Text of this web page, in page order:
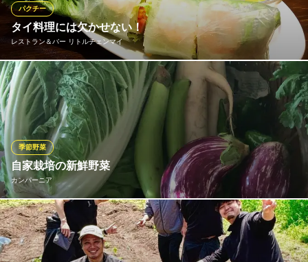
炭火焼き鳥食べ放題 さつま高原 天文館店
鹿児島郷土料理酒場
鹿児島市電（系統1）天文館通駅 徒歩3分
鹿児島県鹿児島市東千石町1-24 セイワ文化ビル1F
タイ料理には欠かせない！
レストラン＆バー リトルチェンマイ
パクチー
タイ料理を引き立てる隠し味でもあるパクチーは独特の香味が特
徴。「ポー・ピア・パクチー（パクチー生春巻き）」や「パクチ
ーサラダ」などご用意してパクチー好きの方へおすすめしており
ます。もちろんパクチー以外のお料理も多数ご用意しております
ので、苦手な方も様々にお召し上がりいただけます。
レストラン＆バー リトルチェンマイ
タイ人シェフのタイ料理
鹿児島市電（系統1）天文館通駅 徒歩3分
鹿児島県鹿児島市千日町7-15 丸よしビル2F
自家栽培の新鮮野菜
カンパーニア
季節野菜
当店は、野菜料理が豊富！
カンパーニア